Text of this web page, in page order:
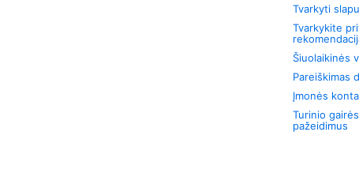
Tvarkyti
Tvarkykite
Šiuolaikinės
Pareiškimas
Įmonės
Turinio
pažeidimus